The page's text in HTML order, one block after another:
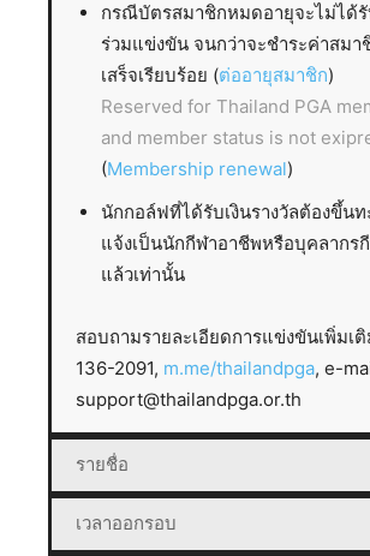
กรณีบัตรสมาชิกหมดอายุจะไม่ได้รั
ร่วมแข่งขัน จนกว่าจะชำระค่าสมา
เสร็จเรียบร้อย (ต่ออายุสมาชิก)
Reserved for Thailand PGA
and member status is not
(Membership renewal)
นักกอล์ฟที่ได้รับเงินรางวัลต้องขึ้นท
แจ้งเป็นนักกีฬาอาชีพหรือบุคลากร
แล้วเท่านั้น
สอบถามรายละเอียดการแข่งขันเพิ่มเ
136-2091, m.me/thailandpga, e-
support@thailandpga.or.th
รายชื่อ
เวลาออกรอบ